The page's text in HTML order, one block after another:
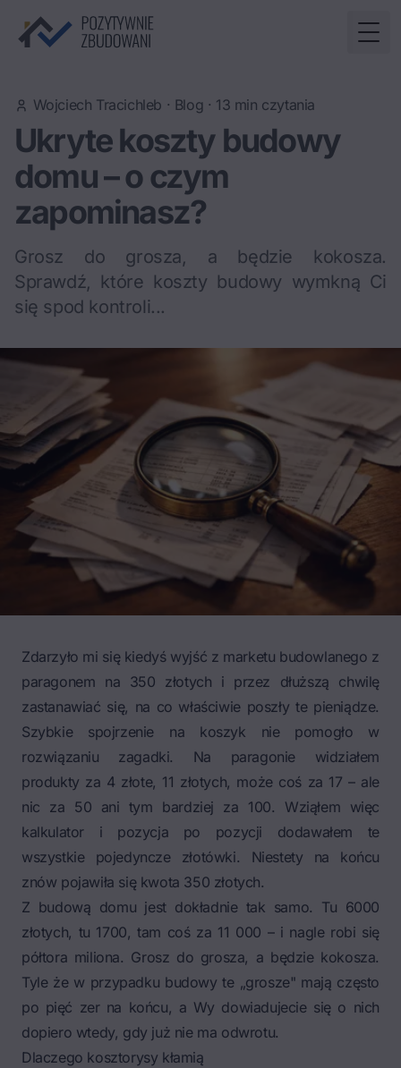
Wojciech Tracichleb · Blog · 13 min czytania
Ukryte koszty budowy
domu – o czym
zapominasz?
Grosz do grosza, a będzie kokosza.
Sprawdź, które koszty budowy wymkną Ci
się spod kontroli...
Zdarzyło mi się kiedyś wyjść z marketu budowlanego z
paragonem na 350 złotych i przez dłuższą chwilę
zastanawiać się, na co właściwie poszły te pieniądze.
Szybkie spojrzenie na koszyk nie pomogło w
rozwiązaniu zagadki. Na paragonie widziałem
produkty za 4 złote, 11 złotych, może coś za 17 – ale
nic za 50 ani tym bardziej za 100. Wziąłem więc
kalkulator i pozycja po pozycji dodawałem te
wszystkie pojedyncze złotówki. Niestety na końcu
znów pojawiła się kwota 350 złotych.
Z budową domu jest dokładnie tak samo. Tu 6000
złotych, tu 1700, tam coś za 11 000 – i nagle robi się
półtora miliona. Grosz do grosza, a będzie kokosza.
Tyle że w przypadku budowy te „grosze" mają często
po pięć zer na końcu, a Wy dowiadujecie się o nich
dopiero wtedy, gdy już nie ma odwrotu.
Dlaczego kosztorysy kłamią